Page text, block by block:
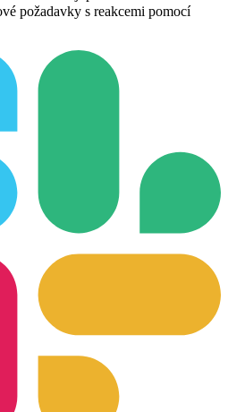
požadavky s reakcemi pomocí